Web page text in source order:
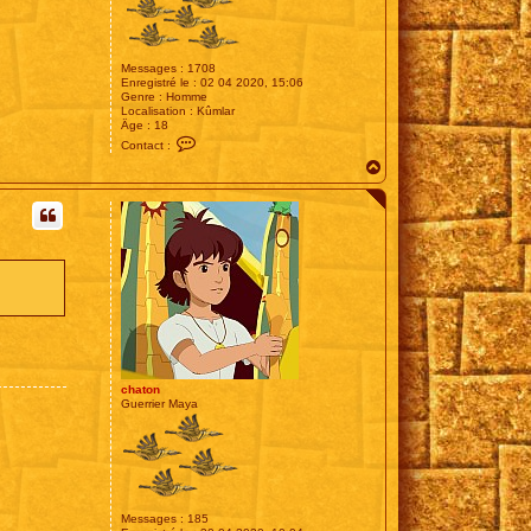
Messages : 1708
Enregistré le : 02 04 2020, 15:06
Genre : Homme
Localisation : Kûmlar
Âge : 18
Contact :
t
c
t
r
E
t
e
a
u
chaton
Guerrier Maya
Messages : 185